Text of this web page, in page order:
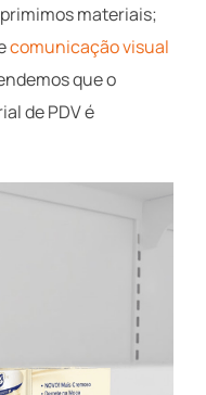
materiais;
comunicação visual
que o
de PDV é